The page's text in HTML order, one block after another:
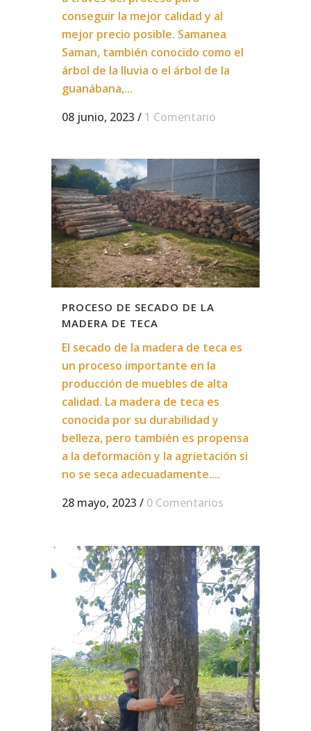
conseguir la mejor calidad y al
mejor precio posible. Samanea
Saman, también conocido como el
árbol de la lluvia o el árbol de la
guanábana,...
08 junio, 2023 / 1 Comentario
PROCESO DE SECADO DE LA
MADERA DE TECA
El secado de la madera de teca es
un proceso importante en la
producción de muebles de alta
calidad. La madera de teca es
conocida por su durabilidad y
belleza, pero también es propensa
a la deformación y la agrietación si
no se seca adecuadamente....
28 mayo, 2023 / 0 Comentarios